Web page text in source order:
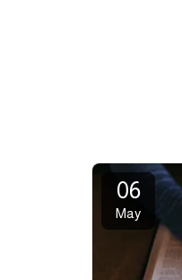
06
May